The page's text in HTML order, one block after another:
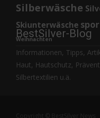
Silberwäsche
Skiunterwäsche
Weihnachten
BestSilver-Blog
Informationen, Tipps,
Haut, Hautschutz,
Silbertextilien u.ä.